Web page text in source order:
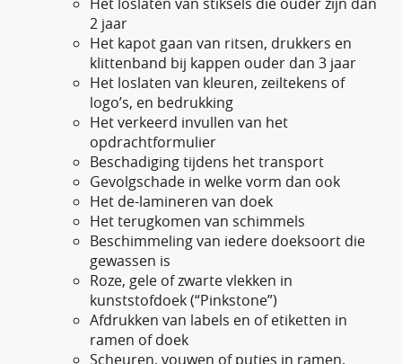
2 jaar
Het kapot gaan van ritsen, drukkers en
klittenband bij kappen ouder dan 3 jaar
Het loslaten van kleuren, zeiltekens of
logo’s, en bedrukking
Het verkeerd invullen van het
opdrachtformulier
Beschadiging tijdens het transport
Gevolgschade in welke vorm dan ook
Het de-lamineren van doek
Het terugkomen van schimmels
Beschimmeling van iedere doeksoort die
gewassen is
Roze, gele of zwarte vlekken in
kunststofdoek (“Pinkstone”)
Afdrukken van labels en of etiketten in
ramen of doek
Scheuren, vouwen of putjes in ramen,